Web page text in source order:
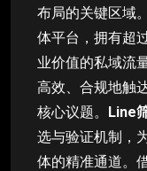
布局的关键区域
体平台，拥有超
业价值的私域流
高效、合规地触
核心议题。 Line
选与验证机制，
体的精准通道。